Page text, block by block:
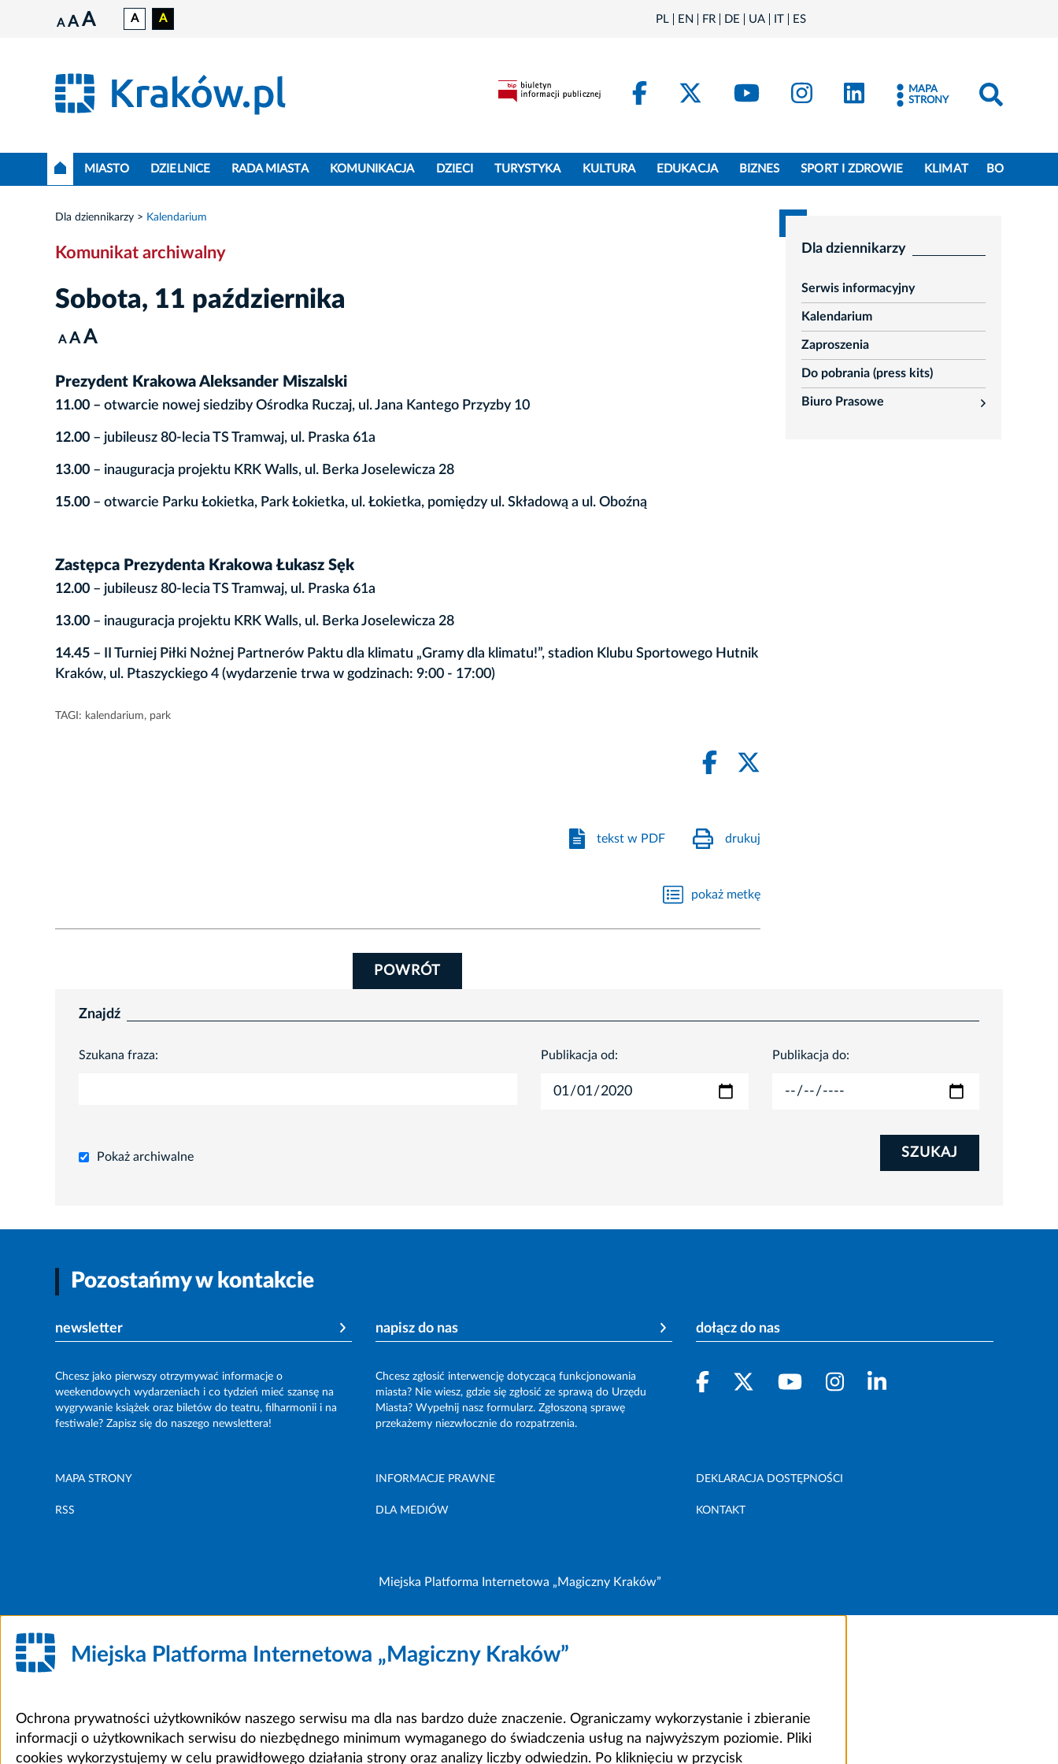
A A A A A PL EN FR DE UA IT ES
FacebookKraków - X
Kraków - YouTube
Kraków - Instagram
Kraków - LinkedIn
MAPA
STRONY
MIASTO DZIELNICE RADA MIASTA KOMUNIKACJA DZIECI TURYSTYKA KULTURA EDUKACJA BIZNES SPORT I ZDROWIE KLIMAT BO
Dla dziennikarzy Kalendarium
Komunikat archiwalny
Sobota, 11 października
A A A
Prezydent Krakowa Aleksander Miszalski
11.00 – otwarcie nowej siedziby Ośrodka Ruczaj, ul. Jana Kantego Przyzby 10
12.00 – jubileusz 80-lecia TS Tramwaj, ul. Praska 61a
13.00 – inauguracja projektu KRK Walls, ul. Berka Joselewicza 28
15.00 – otwarcie Parku Łokietka, Park Łokietka, ul. Łokietka, pomiędzy ul. Składową a ul. Oboźną
Zastępca Prezydenta Krakowa Łukasz Sęk
12.00 – jubileusz 80-lecia TS Tramwaj, ul. Praska 61a
13.00 – inauguracja projektu KRK Walls, ul. Berka Joselewicza 28
14.45 – II Turniej Piłki Nożnej Partnerów Paktu dla klimatu „Gramy dla klimatu!”, stadion Klubu Sportowego Hutnik
Kraków, ul. Ptaszyckiego 4 (wydarzenie trwa w godzinach: 9:00 - 17:00)
TAGI: kalendarium, park
tekst w PDF drukuj
pokaż metkę
POWRÓT
Dla dziennikarzy
Serwis informacyjny
Kalendarium
Zaproszenia
Do pobrania (press kits)
Biuro Prasowe
rozwiń
Znajdź
Szukana fraza: Publikacja od: Publikacja do:
Pokaż archiwalne SZUKAJ
Pozostańmy w kontakcie
newsletter
Chcesz jako pierwszy otrzymywać informacje o
weekendowych wydarzeniach i co tydzień mieć szansę na
wygrywanie książek oraz biletów do teatru, filharmonii i na
festiwale? Zapisz się do naszego newslettera!
napisz do nas
Chcesz zgłosić interwencję dotyczącą funkcjonowania
miasta? Nie wiesz, gdzie się zgłosić ze sprawą do Urzędu
Miasta? Wypełnij nasz formularz. Zgłoszoną sprawę
przekażemy niezwłocznie do rozpatrzenia.
dołącz do nas
MAPA STRONY INFORMACJE PRAWNE DEKLARACJA DOSTĘPNOŚCI
RSS DLA MEDIÓW KONTAKT
Miejska Platforma Internetowa „Magiczny Kraków”
Miejska Platforma Internetowa „Magiczny Kraków”
Ochrona prywatności użytkowników naszego serwisu ma dla nas bardzo duże znaczenie. Ograniczamy wykorzystanie i zbieranie
informacji o użytkownikach serwisu do niezbędnego minimum wymaganego do świadczenia usług na najwyższym poziomie. Pliki
cookies wykorzystujemy w celu prawidłowego działania strony oraz analizy liczby odwiedzin. Po kliknięciu w przycisk